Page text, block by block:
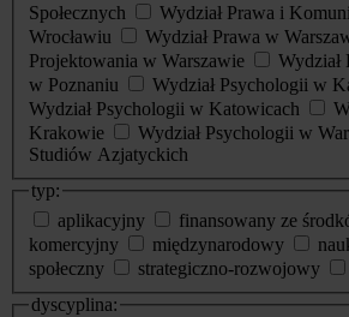
Społecznych
Wydział Prawa i
Wrocławiu
Wydział Prawa w
Projektowania w Warszawie
Wydział
w Poznaniu
Wydział Psychologii w
Wydział Psychologii w Katowicach
Krakowie
Wydział Psychologii w
Studiów Azjatyckich
typ:
aplikacyjny
finansowany ze
komercyjny
międzynarodowy
społeczny
strategiczno-rozwojowy
dyscyplina: